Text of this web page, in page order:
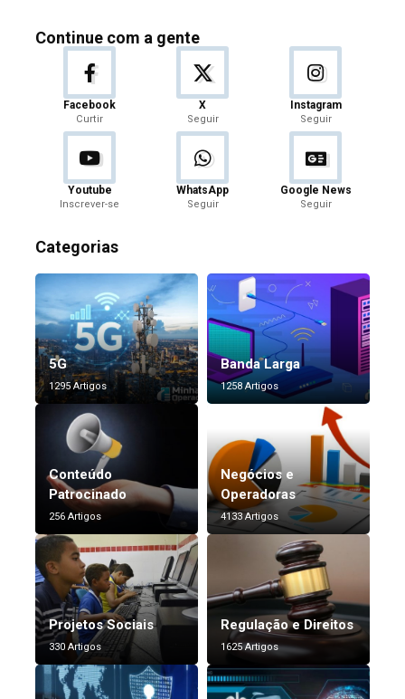
Continue com a gente
Facebook
Curtir
X
Seguir
Instagram
Seguir
Youtube
Inscrever-se
WhatsApp
Seguir
Google News
Seguir
Categorias
5G
1295 Artigos
Banda Larga
1258 Artigos
Conteúdo
Patrocinado
256 Artigos
Negócios e
Operadoras
4133 Artigos
Projetos Sociais
330 Artigos
Regulação e Direitos
1625 Artigos